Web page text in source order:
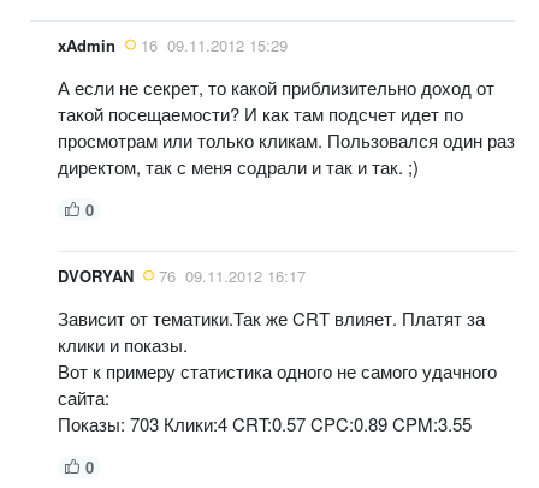
xAdmin 16 09.11.2012 15:29
А если не секрет, то какой приблизительно доход от
такой посещаемости? И как там подсчет идет по
просмотрам или только кликам. Пользовался один раз
директом, так с меня содрали и так и так. ;)
0
DVORYAN 76 09.11.2012 16:17
Зависит от тематики.Так же CRT влияет. Платят за
клики и показы.
Вот к примеру статистика одного не самого удачного
сайта:
Показы: 703 Клики:4 CRT:0.57 CPC:0.89 CPM:3.55
0